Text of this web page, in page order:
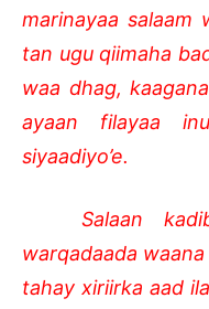
marinayaa salaam
tan ugu qiimaha
waa dhag,
ayaan filayaa
siyaadiyo’e.
Salaan
warqadaada
tahay xiriirka aad